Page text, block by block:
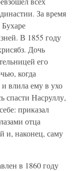
За время
В 1855 году
Дочь
его
когда
влила ему в ухо
спасти Насруллу,
приказал
отца
и, наконец, саму
в 1860 году